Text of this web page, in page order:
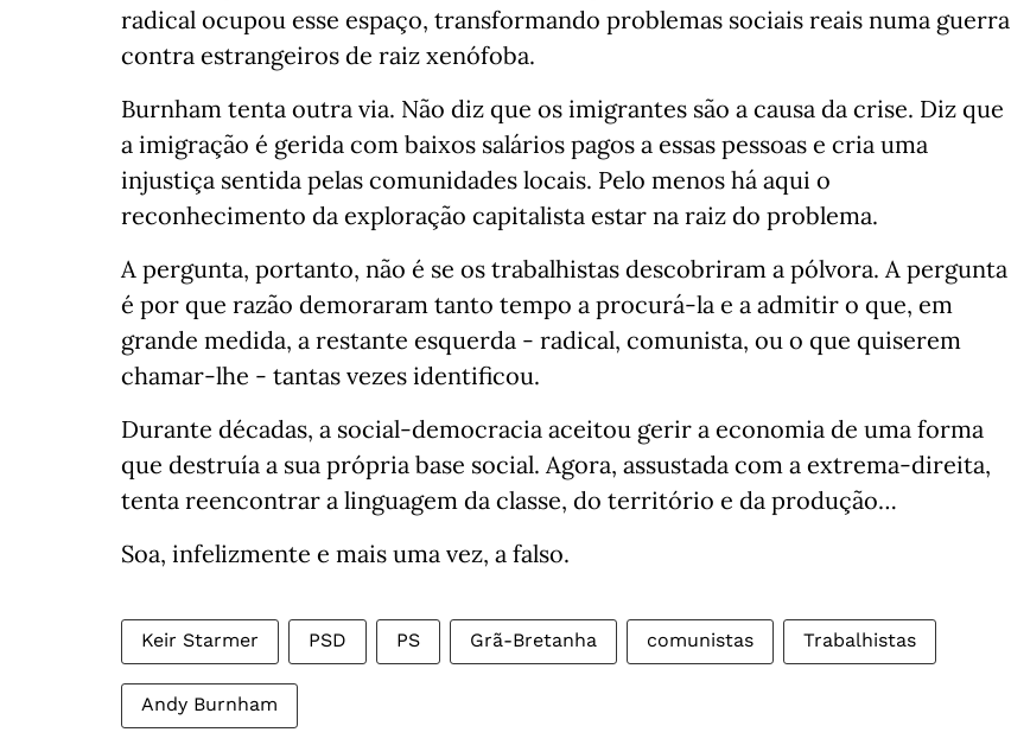
radical ocupou esse espaço, transformando problemas sociais reais numa guerra
contra estrangeiros de raiz xenófoba.
Burnham tenta outra via. Não diz que os imigrantes são a causa da crise. Diz que
a imigração é gerida com baixos salários pagos a essas pessoas e cria uma
injustiça sentida pelas comunidades locais. Pelo menos há aqui o
reconhecimento da exploração capitalista estar na raiz do problema.
A pergunta, portanto, não é se os trabalhistas descobriram a pólvora. A pergunta
é por que razão demoraram tanto tempo a procurá-la e a admitir o que, em
grande medida, a restante esquerda - radical, comunista, ou o que quiserem
chamar-lhe - tantas vezes identificou.
Durante décadas, a social-democracia aceitou gerir a economia de uma forma
que destruía a sua própria base social. Agora, assustada com a extrema-direita,
tenta reencontrar a linguagem da classe, do território e da produção…
Soa, infelizmente e mais uma vez, a falso.
Keir Starmer PSD PS Grã-Bretanha comunistas Trabalhistas
Andy Burnham